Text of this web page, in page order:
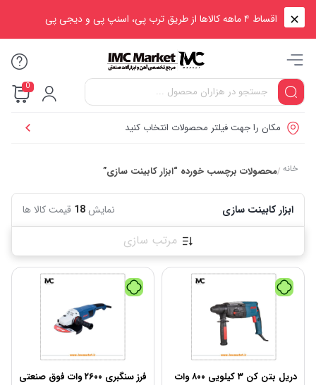
اقساط ۴ ماهه کالاها از طریق ترب پی، اسنپ پی و دیجی پی
0
مکان را جهت فیلتر محصولات انتخاب کنید
خانه /محصولات برچسب خورده “ابزار کابینت سازی”
ابزار کابینت سازی نمایش 18 قیمت کالا ها
مرتب سازی
دریل بتن کن ۳ کیلویی ۸۰۰ وات
فرز سنگبری ۲۶۰۰ وات فوق صنعتی